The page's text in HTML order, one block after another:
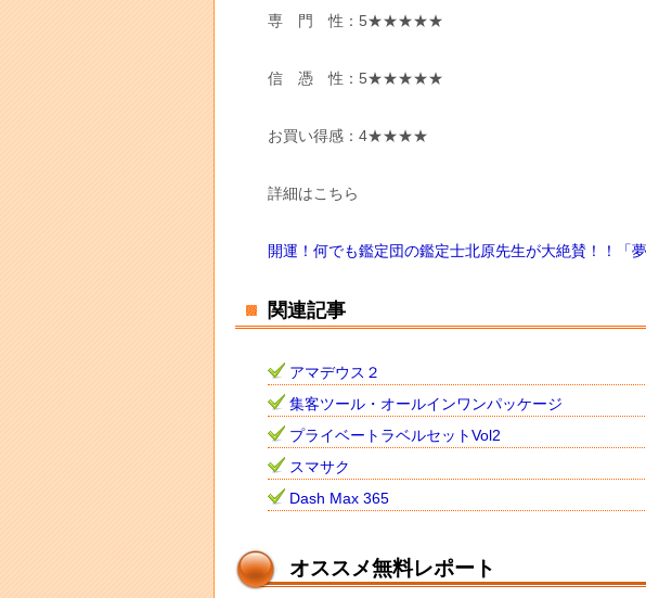
専 門 性：5★★★★★
信 憑 性：5★★★★★
お買い得感：4★★★★
詳細はこちら
開運！何でも鑑定団の鑑定士北原先生が大絶賛！！「
関連記事
アマデウス２
集客ツール・オールインワンパッケージ
プライベートラベルセットVol2
スマサク
Dash Max 365
オススメ無料レポート